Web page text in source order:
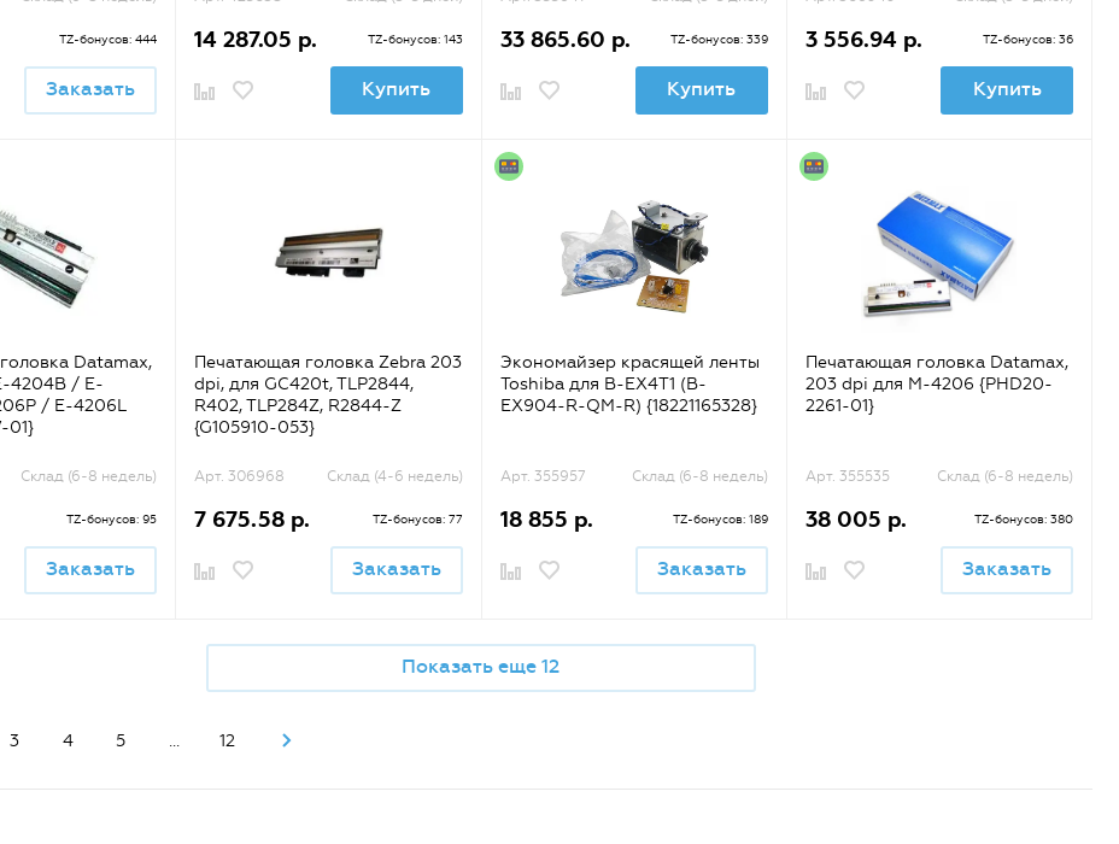
TZ-бонусов: 444
Заказать
14 287.05 р. TZ-бонусов: 143
Купить
33 865.60 р. TZ-бонусов: 339
Купить
3 556.94 р. TZ-бонусов: 36
Купить
Datamax,
4204B / E-
/ E-4206L
01}
Склад (6-8 недель)
TZ-бонусов: 95
Заказать
Печатающая головка Zebra 203
dpi, для GC420t, TLP2844,
R402, TLP284Z, R2844-Z
{G105910-053}
Арт. 306968 Склад (4-6 недель)
7 675.58 р. TZ-бонусов: 77
Заказать
Экономайзер красящей ленты
Toshiba для B-EX4T1 (B-
EX904-R-QM-R) {18221165328}
Арт. 355957 Склад (6-8 недель)
18 855 р. TZ-бонусов: 189
Заказать
Печатающая головка Datamax,
203 dpi для M-4206 {PHD20-
2261-01}
Арт. 355535 Склад (6-8 недель)
38 005 р. TZ-бонусов: 380
Заказать
Показать еще 12
3 4 5 ... 12